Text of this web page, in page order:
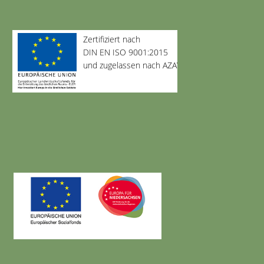
Zertifiziert nach
DIN EN ISO 9001:2015
und zugelassen nach AZAV